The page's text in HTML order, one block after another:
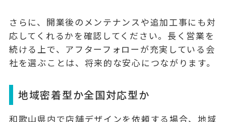
さらに、開業後のメンテナンスや追加工事にも対
応してくれるかを確認してください。長く営業を
続ける上で、 アフターフォロー が充実している会
社を選ぶことは、将来的な安心につながります。
地域密着型か全国対応型か
和歌山県内で店舗デザインを依頼する場合、 地域